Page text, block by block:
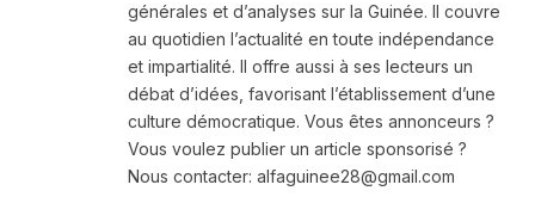
générales et d’analyses sur la Guinée. Il couvre
au quotidien l’actualité en toute indépendance
et impartialité. Il offre aussi à ses lecteurs un
débat d’idées, favorisant l’établissement d’une
culture démocratique. Vous êtes annonceurs ?
Vous voulez publier un article sponsorisé ?
Nous contacter: alfaguinee28@gmail.com